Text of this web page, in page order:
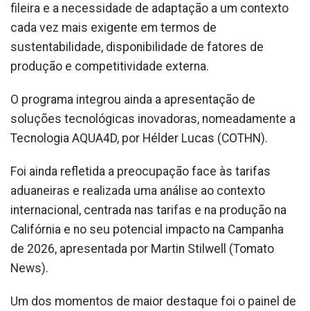
fileira e a necessidade de adaptação a um contexto
cada vez mais exigente em termos de
sustentabilidade, disponibilidade de fatores de
produção e competitividade externa.
O programa integrou ainda a apresentação de
soluções tecnológicas inovadoras, nomeadamente a
Tecnologia AQUA4D, por Hélder Lucas (COTHN).
Foi ainda refletida a preocupação face às tarifas
aduaneiras e realizada uma análise ao contexto
internacional, centrada nas tarifas e na produção na
Califórnia e no seu potencial impacto na Campanha
de 2026, apresentada por Martin Stilwell (Tomato
News).
Um dos momentos de maior destaque foi o painel de